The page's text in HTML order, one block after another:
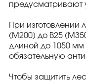
предусматривают
При
(М200) до В25
длиной до 1050 мм
обязательную
Чтобы защитить